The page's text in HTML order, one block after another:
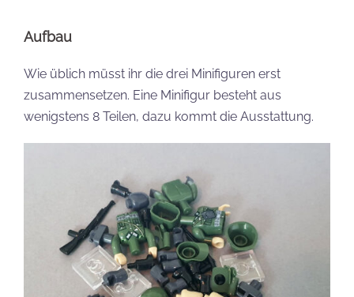
Aufbau
Wie üblich müsst ihr die drei Minifiguren erst
zusammensetzen. Eine Minifigur besteht aus
wenigstens 8 Teilen, dazu kommt die Ausstattung.